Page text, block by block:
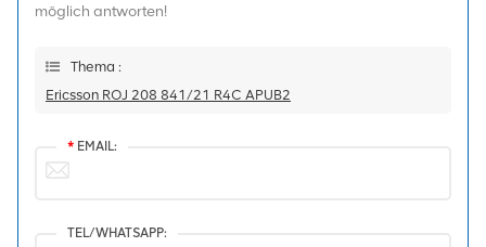
möglich antworten!
Thema :
Ericsson ROJ 208 841/21 R4C APUB2
* EMAIL:
TEL/WHATSAPP: